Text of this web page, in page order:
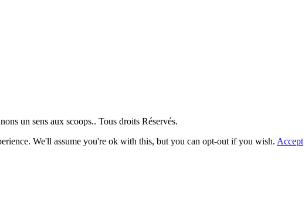
un sens aux scoops.. Tous droits Réservés.
We'll assume you're ok with this, but you can opt-out if you wish. Accept